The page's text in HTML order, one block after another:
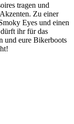
tragen und
Zu einer
Eyes und einen
ihr für das
und eure Bikerboots